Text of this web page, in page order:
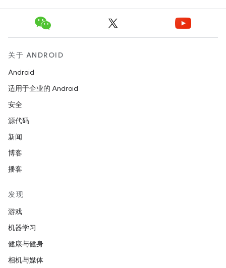
关于 ANDROID
Android
适用于企业的 Android
安全
源代码
新闻
博客
播客
发现
游戏
机器学习
健康与健身
相机与媒体